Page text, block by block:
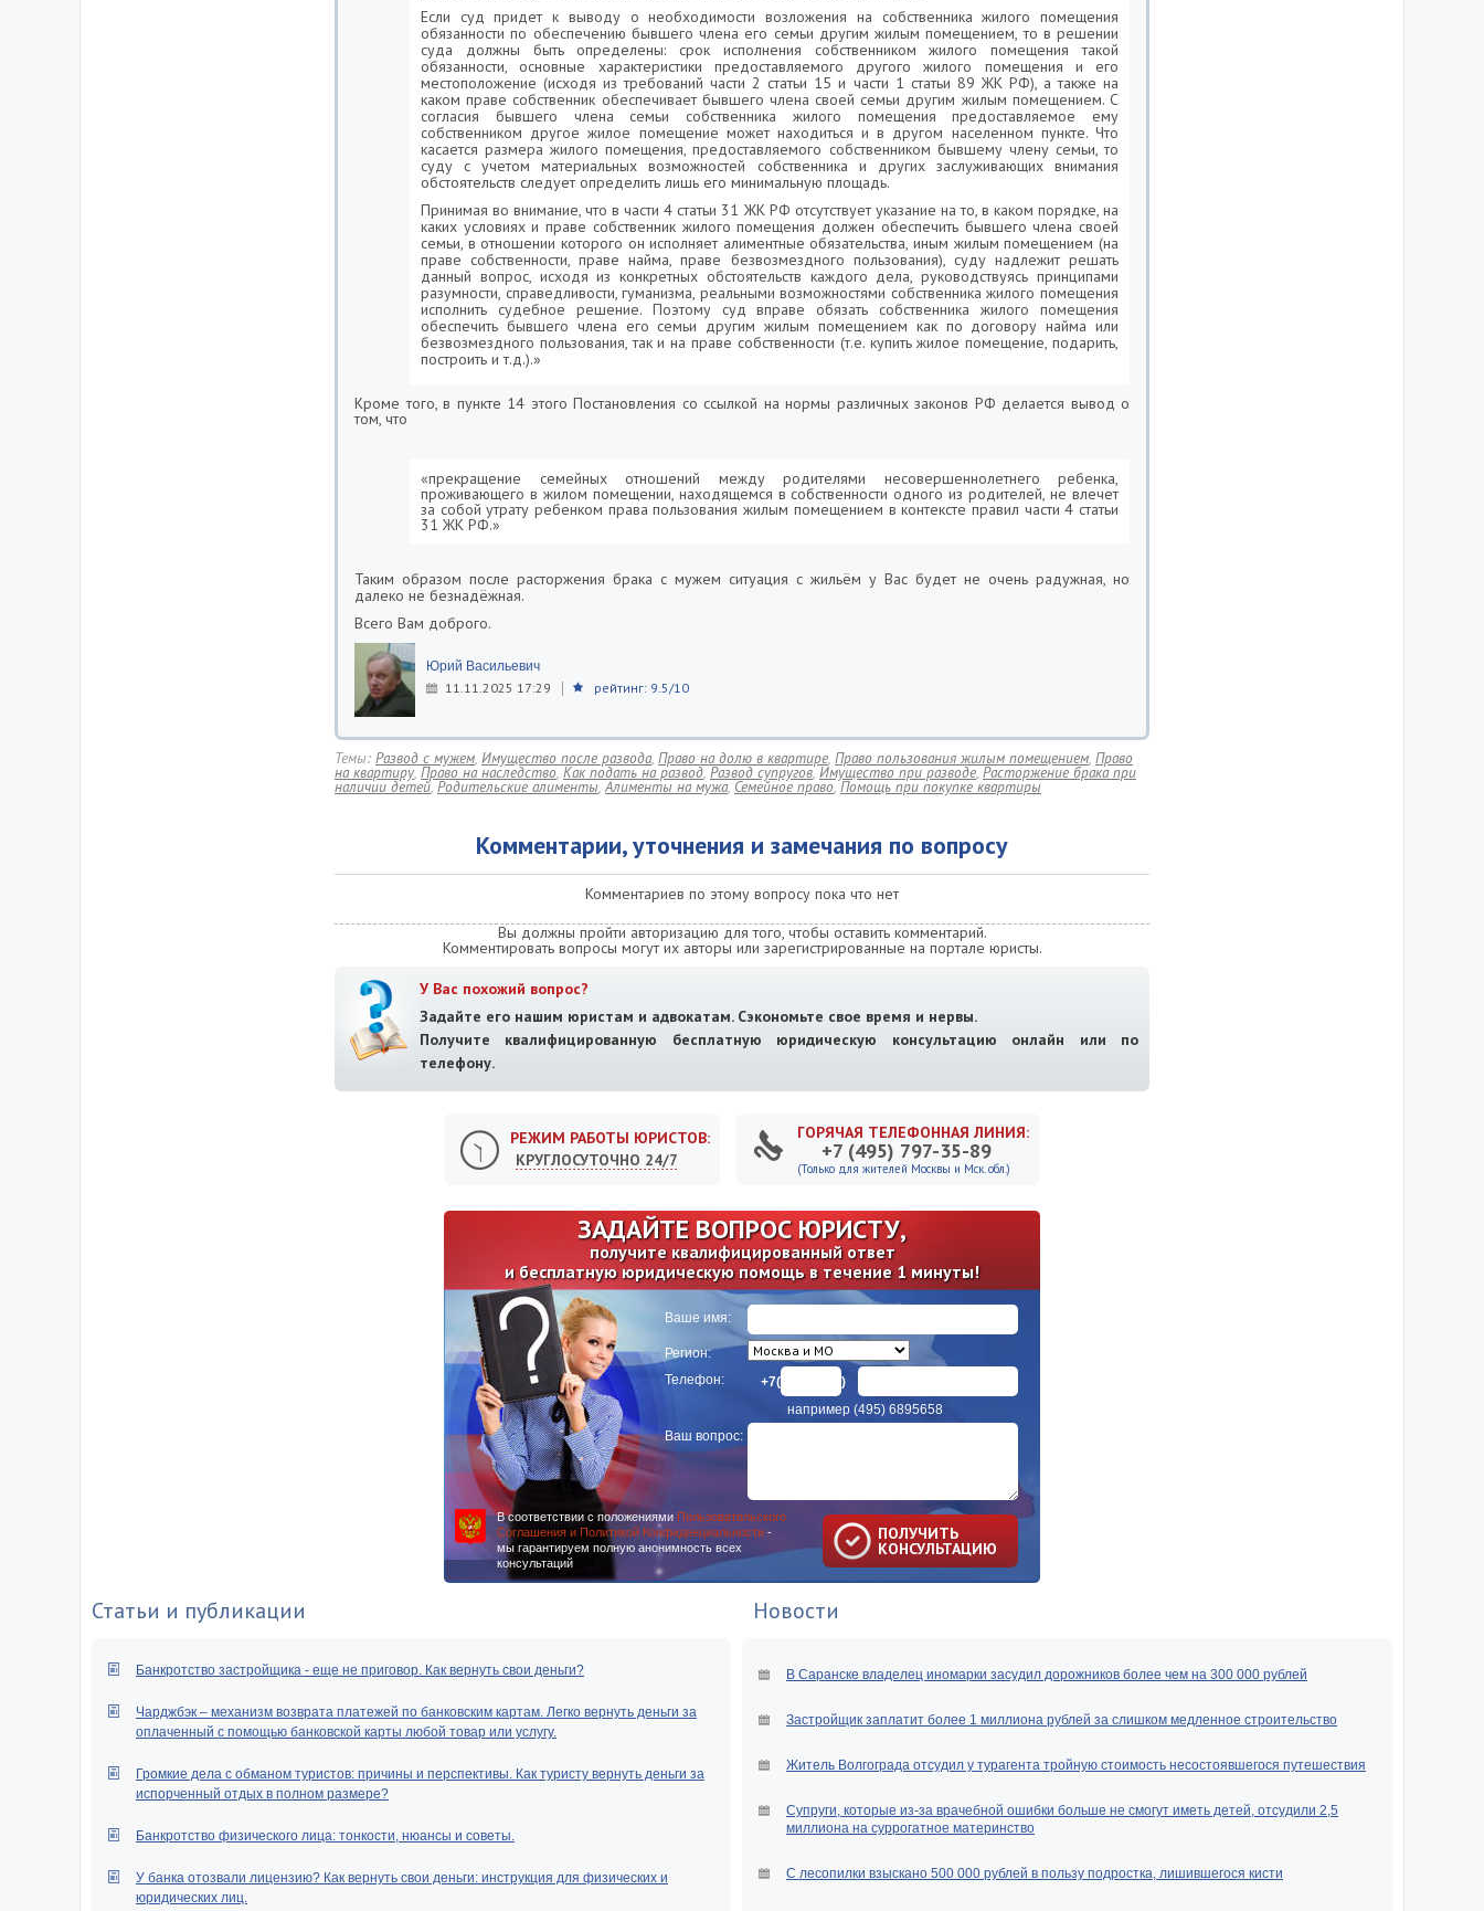
Если суд придет к выводу о необходимости возложения на собственника жилого помещения
обязанности по обеспечению бывшего члена его семьи другим жилым помещением, то в решении
суда должны быть определены: срок исполнения собственником жилого помещения такой
обязанности, основные характеристики предоставляемого другого жилого помещения и его
местоположение (исходя из требований части 2 статьи 15 и части 1 статьи 89 ЖК РФ), а также на
каком праве собственник обеспечивает бывшего члена своей семьи другим жилым помещением. С
согласия бывшего члена семьи собственника жилого помещения предоставляемое ему
собственником другое жилое помещение может находиться и в другом населенном пункте. Что
касается размера жилого помещения, предоставляемого собственником бывшему члену семьи, то
суду с учетом материальных возможностей собственника и других заслуживающих внимания
обстоятельств следует определить лишь его минимальную площадь.
Принимая во внимание, что в части 4 статьи 31 ЖК РФ отсутствует указание на то, в каком порядке, на
каких условиях и праве собственник жилого помещения должен обеспечить бывшего члена своей
семьи, в отношении которого он исполняет алиментные обязательства, иным жилым помещением (на
праве собственности, праве найма, праве безвозмездного пользования), суду надлежит решать
данный вопрос, исходя из конкретных обстоятельств каждого дела, руководствуясь принципами
разумности, справедливости, гуманизма, реальными возможностями собственника жилого помещения
исполнить судебное решение. Поэтому суд вправе обязать собственника жилого помещения
обеспечить бывшего члена его семьи другим жилым помещением как по договору найма или
безвозмездного пользования, так и на праве собственности (т.е. купить жилое помещение, подарить,
построить и т.д.).»
Кроме того, в пункте 14 этого Постановления со ссылкой на нормы различных законов РФ делается вывод о
том, что
«прекращение семейных отношений между родителями несовершеннолетнего ребенка,
проживающего в жилом помещении, находящемся в собственности одного из родителей, не влечет
за собой утрату ребенком права пользования жилым помещением в контексте правил части 4 статьи
31 ЖК РФ.»
Таким образом после расторжения брака с мужем ситуация с жильём у Вас будет не очень радужная, но
далеко не безнадёжная.
Всего Вам доброго.
Юрий Васильевич
11.11.2025 17:29 рейтинг: 9.5/10
Темы: Развод с мужем, Имущество после развода, Право на долю в квартире, Право пользования жилым помещением, Право
на квартиру,Право на наследство,Как подать на развод,Развод супругов,Имущество при разводе,Расторжение брака при
наличии детей,Родительские алименты,Алименты на мужа,Семейное право,Помощь при покупке квартиры
Комментарии, уточнения и замечания по вопросу
Комментариев по этому вопросу пока что нет
Вы должны пройти авторизацию для того, чтобы оставить комментарий.
Комментировать вопросы могут их авторы или зарегистрированные на портале юристы.
У Вас похожий вопрос?
Задайте его нашим юристам и адвокатам. Сэкономьте свое время и нервы.
Получите квалифицированную бесплатную юридическую консультацию онлайн или по
телефону.
РЕЖИМ РАБОТЫ ЮРИСТОВ:
КРУГЛОСУТОЧНО 24/7
ГОРЯЧАЯ ТЕЛЕФОННАЯ ЛИНИЯ:
+7 (495) 797-35-89
(Только для жителей Москвы и Мск. обл.)
ЗАДАЙТЕ ВОПРОС ЮРИСТУ,
получите квалифицированный ответ
и бесплатную юридическую помощь в течение 1 минуты!
Ваше имя:
Регион:
Телефон:
+7(
)
например (495) 6895658
Ваш вопрос:
В соответствии с положениями Пользовательского
Соглашения и Политикой Конфиденциальности -
мы гарантируем полную анонимность всех
консультаций
ПОЛУЧИТЬ
КОНСУЛЬТАЦИЮ
Статьи и публикации
Банкротство застройщика - еще не приговор. Как вернуть свои деньги?
Чарджбэк – механизм возврата платежей по банковским картам. Легко вернуть деньги за
оплаченный с помощью банковской карты любой товар или услугу.
Громкие дела с обманом туристов: причины и перспективы. Как туристу вернуть деньги за
испорченный отдых в полном размере?
Банкротство физического лица: тонкости, нюансы и советы.
У банка отозвали лицензию? Как вернуть свои деньги: инструкция для физических и
юридических лиц.
Новости
В Саранске владелец иномарки засудил дорожников более чем на 300 000 рублей
Застройщик заплатит более 1 миллиона рублей за слишком медленное строительство
Житель Волгограда отсудил у турагента тройную стоимость несостоявшегося путешествия
Супруги, которые из-за врачебной ошибки больше не смогут иметь детей, отсудили 2,5
миллиона на суррогатное материнство
С лесопилки взыскано 500 000 рублей в пользу подростка, лишившегося кисти